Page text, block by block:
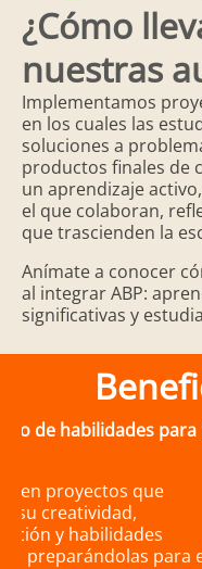
¿Cómo
nuestras
Implementamos
en los cuales las
soluciones a
productos finales de
un aprendizaje
el que colaboran,
que trascienden la
Anímate a conocer
al integrar ABP:
significativas y
de habilidades para
en proyectos que
su creatividad,
y habilidades
preparándolas para